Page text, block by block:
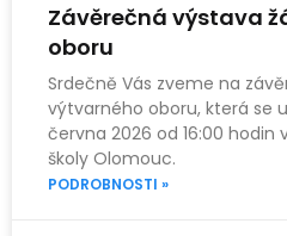
Závěrečná výstava
oboru
Srdečně Vás zveme na
výtvarného oboru, která se
června 2026 od 16:00 hodin
školy Olomouc.
PODROBNOSTI »